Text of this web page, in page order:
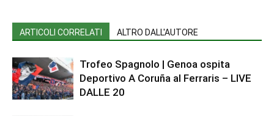
ARTICOLI CORRELATI ALTRO DALL'AUTORE
Trofeo Spagnolo | Genoa ospita
Deportivo A Coruña al Ferraris – LIVE
DALLE 20